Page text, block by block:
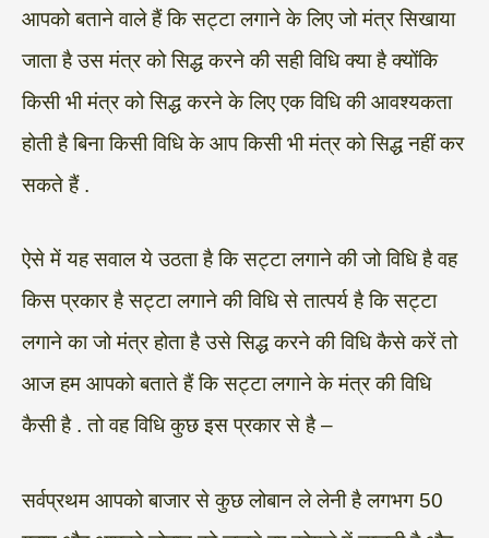
आपको बताने वाले हैं कि सट्टा लगाने के लिए जो मंत्र सिखाया
जाता है उस मंत्र को सिद्ध करने की सही विधि क्या है क्योंकि
किसी भी मंत्र को सिद्ध करने के लिए एक विधि की आवश्यकता
होती है बिना किसी विधि के आप किसी भी मंत्र को सिद्ध नहीं कर
सकते हैं .
ऐसे में यह सवाल ये उठता है कि सट्टा लगाने की जो विधि है वह
किस प्रकार है सट्टा लगाने की विधि से तात्पर्य है कि सट्टा
लगाने का जो मंत्र होता है उसे सिद्ध करने की विधि कैसे करें तो
आज हम आपको बताते हैं कि सट्टा लगाने के मंत्र की विधि
कैसी है . तो वह विधि कुछ इस प्रकार से है –
सर्वप्रथम आपको बाजार से कुछ लोबान ले लेनी है लगभग 50